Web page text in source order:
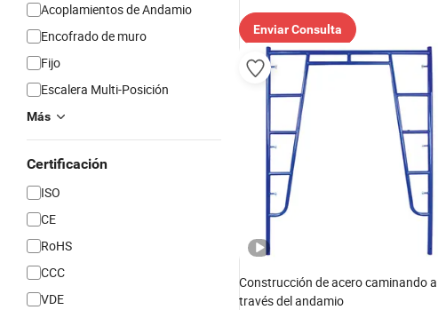
Acoplamientos de Andamio
Encofrado de muro
Fijo
Escalera Multi-Posición
Más
Certificación
ISO
CE
RoHS
CCC
VDE
Enviar Consulta
Construcción de acero caminando a
través del andamio